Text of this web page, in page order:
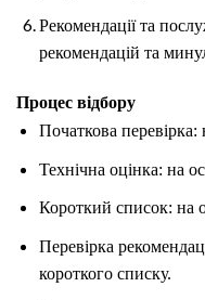
Рекомендації та
рекомендацій та
Процес відбору
Початкова перевірка:
Технічна оцінка: на
Короткий список: на
Перевірка
короткого списку.